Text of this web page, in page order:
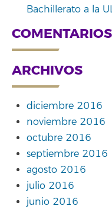
Bachillerato a la
ARCHIVOS
diciembre 2016
noviembre 2016
octubre 2016
septiembre 2016
agosto 2016
julio 2016
junio 2016